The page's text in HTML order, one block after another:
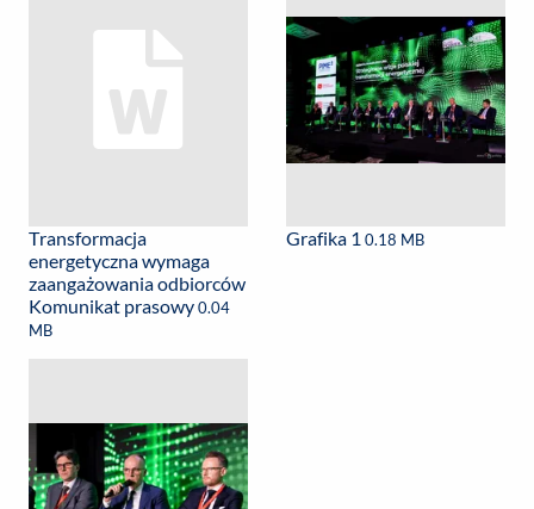
Transformacja
energetyczna wymaga
zaangażowania odbiorców
Komunikat prasowy0.04
MB
Grafika 1 0.18 MB